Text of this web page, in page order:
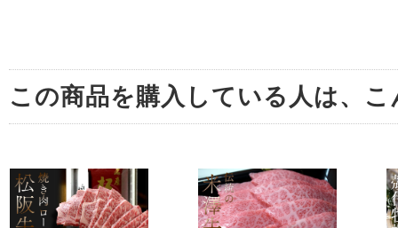
この商品を購入している人は、